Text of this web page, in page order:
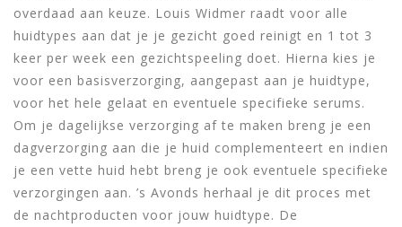
overdaad aan keuze. Louis Widmer raadt voor alle
huidtypes aan dat je je gezicht goed reinigt en 1 tot 3
keer per week een gezichtspeeling doet. Hierna kies je
voor een basisverzorging, aangepast aan je huidtype,
voor het hele gelaat en eventuele specifieke serums.
Om je dagelijkse verzorging af te maken breng je een
dagverzorging aan die je huid complementeert en indien
je een vette huid hebt breng je ook eventuele specifieke
verzorgingen aan. ’s Avonds herhaal je dit proces met
de nachtproducten voor jouw huidtype. De